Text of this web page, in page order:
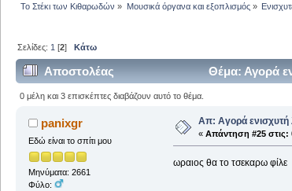
Το Στέκι των Κιθαρωδών » Μουσικά όργανα και εξοπλισμός»
Σελίδες: 1 [2]Κάτω
Αποστολέας Θέμα: Αγορά
0 μέλη και 3 επισκέπτες διαβάζουν αυτό το θέμα.
panixgr
Εδώ είναι το σπίτι μου
Μηνύματα: 2661
Φύλο:
Απ: Αγορά ενισχυτή
« Απάντηση #25 στις:
ωραιος θα το τσεκαρω φίλε